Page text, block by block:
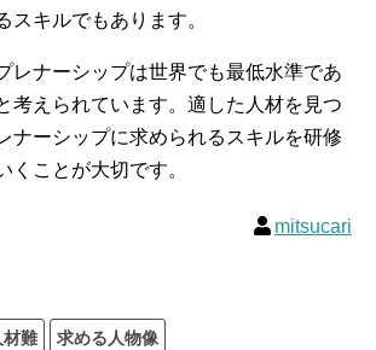
スキルでもあります。
レナーシップは世界でも最低水準であ
考えられています。適した人材を見つ
ナーシップに求められるスキルを研修
くことが大切です。
mitsucari
材難 求める人物像